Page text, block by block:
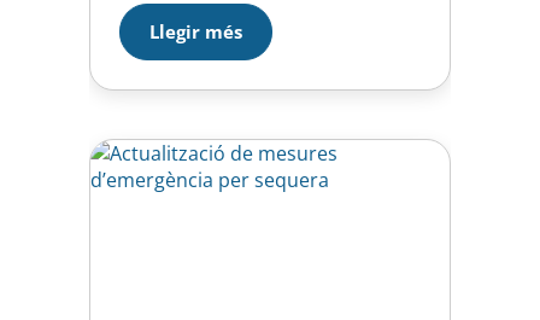
primera posició del Grup
B. D’altra banda, Ucraïna, que
encara no ha pogut estrenar el
seu caseller de punts en aquesta
sense res a perdre. Els de…
Llegir més